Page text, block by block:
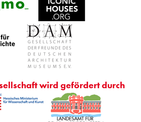
wird gefördert durch